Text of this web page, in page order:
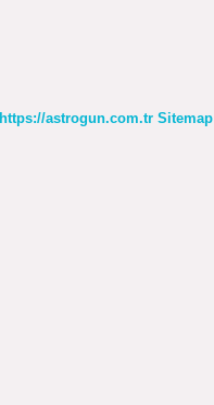
https://astrogun.com.tr Sitemap